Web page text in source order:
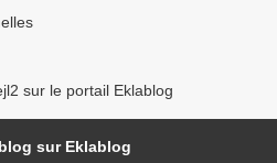
sur le portail Eklablog
sur Eklablog